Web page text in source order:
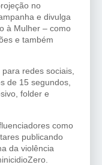
no
e divulga
à Mulher – como
e também
redes sociais,
de 15 segundos,
folder e
como
publicando
da violência